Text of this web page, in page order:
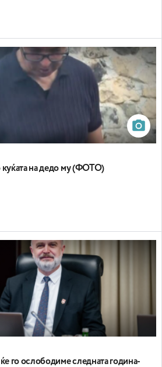
куќата на дедо му (ФОТО)
го ослободиме следната година-